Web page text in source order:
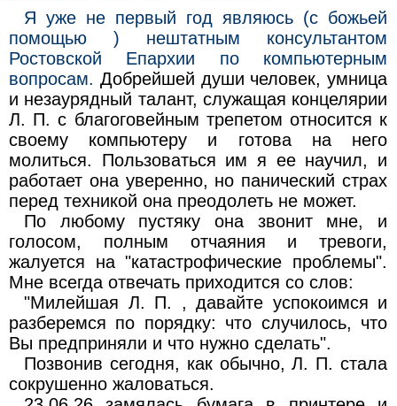
Я уже не первый год являюсь (с божьей
помощью ) нештатным консультантом
Ростовской Епархии по компьютерным
вопросам. Добрейшей души человек, умница
и незаурядный талант, служащая концелярии
Л. П. с благоговейным трепетом относится к
своему компьютеру и готова на него
молиться. Пользоваться им я ее научил, и
работает она уверенно, но панический страх
перед техникой она преодолеть не может.
По любому пустяку она звонит мне, и
голосом, полным отчаяния и тревоги,
жалуется на "катастрофические проблемы".
Мне всегда отвечать приходится со слов:
"Милейшая Л. П. , давайте успокоимся и
разберемся по порядку: что случилось, что
Вы предприняли и что нужно сделать".
Позвонив сегодня, как обычно, Л. П. стала
сокрушенно жаловаться.